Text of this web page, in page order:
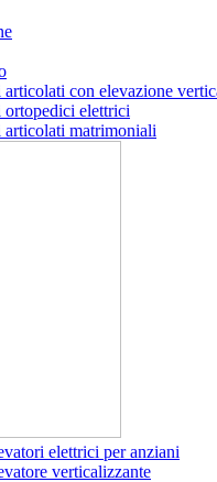
con elevazione
elettrici
matrimoniali
elettrici per anziani
verticalizzante